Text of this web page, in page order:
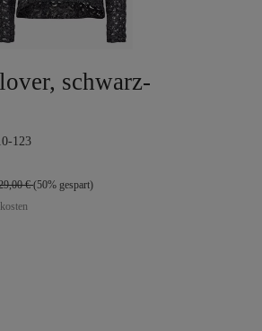
schwarz-
123
€(50% gespart)